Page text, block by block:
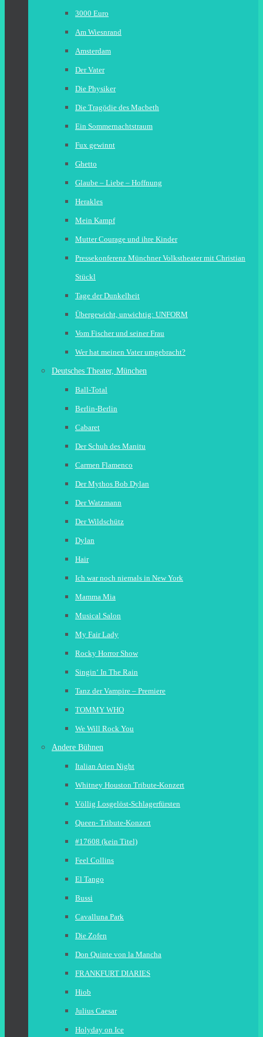
3000 Euro
Am Wiesnrand
Amsterdam
Der Vater
Die Physiker
Die Tragödie des Macbeth
Ein Sommernachtstraum
Fux gewinnt
Ghetto
Glaube – Liebe – Hoffnung
Herakles
Mein Kampf
Mutter Courage und ihre Kinder
Pressekonferenz Münchner Volkstheater mit Christian
Stückl
Tage der Dunkelheit
Übergewicht, unwichtig: UNFORM
Vom Fischer und seiner Frau
Wer hat meinen Vater umgebracht?
Deutsches Theater, München
Ball-Total
Berlin-Berlin
Cabaret
Der Schuh des Manitu
Carmen Flamenco
Der Mythos Bob Dylan
Der Watzmann
Der Wildschütz
Dylan
Hair
Ich war noch niemals in New York
Mamma Mia
Musical Salon
My Fair Lady
Rocky Horror Show
Singin‘ In The Rain
Tanz der Vampire – Premiere
TOMMY WHO
We Will Rock You
Andere Bühnen
Italian Arien Night
Whitney Houston Tribute-Konzert
Völlig Losgelöst-Schlagerfürsten
Queen- Tribute-Konzert
#17608 (kein Titel)
Feel Collins
El Tango
Bussi
Cavalluna Park
Die Zofen
Don Quinte von la Mancha
FRANKFURT DIARIES
Hiob
Julius Caesar
Holyday on Ice